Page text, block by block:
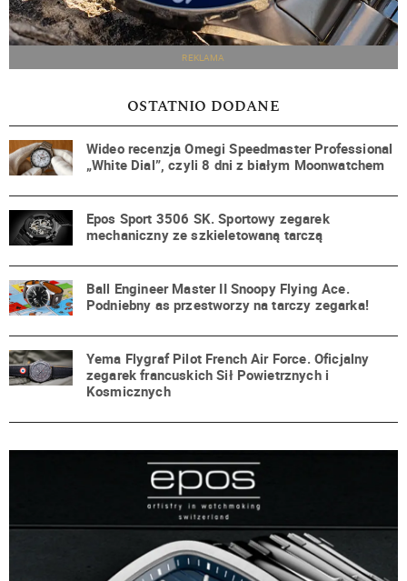
REKLAMA
OSTATNIO DODANE
Wideo recenzja Omegi Speedmaster Professional
„White Dial”, czyli 8 dni z białym Moonwatchem
Epos Sport 3506 SK. Sportowy zegarek
mechaniczny ze szkieletowaną tarczą
Ball Engineer Master II Snoopy Flying Ace.
Podniebny as przestworzy na tarczy zegarka!
Yema Flygraf Pilot French Air Force. Oficjalny
zegarek francuskich Sił Powietrznych i
Kosmicznych